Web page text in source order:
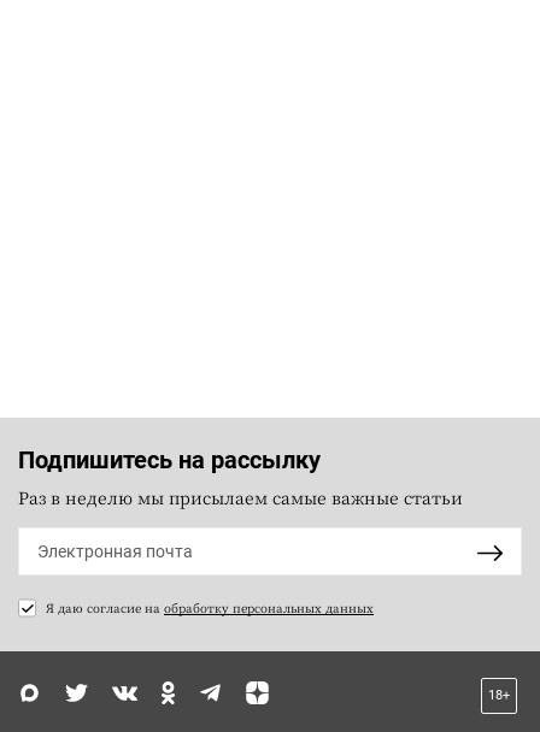
Подпишитесь на рассылку
Раз в неделю мы присылаем самые важные статьи
Я даю согласие на обработку персональных данных
18+